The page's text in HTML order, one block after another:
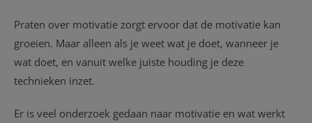
Praten over motivatie zorgt ervoor dat de motivatie kan
groeien. Maar alleen als je weet wat je doet, wanneer je
wat doet, en vanuit welke juiste houding je deze
technieken inzet.
Er is veel onderzoek gedaan naar motivatie en wat werkt